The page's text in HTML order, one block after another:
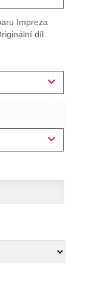
Impreza
díl